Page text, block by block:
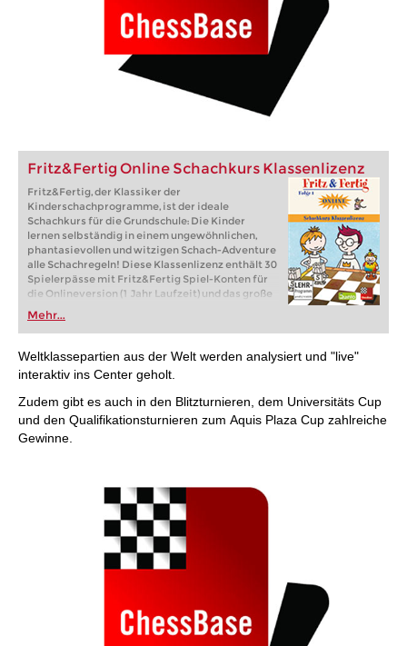
Fritz&Fertig Online Schachkurs Klassenlizenz
Fritz&Fertig, der Klassiker der
Kinderschachprogramme, ist der ideale
Schachkurs für die Grundschule: Die Kinder
lernen selbständig in einem ungewöhnlichen,
phantasievollen und witzigen Schach-Adventure
alle Schachregeln! Diese Klassenlizenz enthält 30
Spielerpässe mit Fritz&Fertig Spiel-Konten für
die Onlineversion (1 Jahr Laufzeit) und das große
Fritz&Fertig-Lehrer-Arbeitsbuch
Mehr...
Weltklassepartien aus der Welt werden analysiert und "live"
interaktiv ins Center geholt.
Zudem gibt es auch in den Blitzturnieren, dem Universitäts Cup
und den Qualifikationsturnieren zum Aquis Plaza Cup zahlreiche
Gewinne.